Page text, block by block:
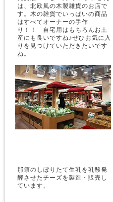
は、北欧風の木製雑貨のお店で
す。木の雑貨でいっぱいの商品
はすべてオーナーの手作
り！！ 自宅用はもちろんお土
産にも良いですね♪ぜひお気に入
りを見つけていただきたいです
ね。
那須のしぼりたて生乳を乳酸発
酵させたチーズを製造・販売し
ています。